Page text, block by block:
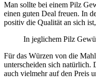
Man sollte bei einem Pilz
einen guten Deal freuen. In
positiv die Qualität an sich
In jeglichem Pilz
Für das Würzen von die
unterscheiden sich natürlich.
auch vielmehr auf den Preis